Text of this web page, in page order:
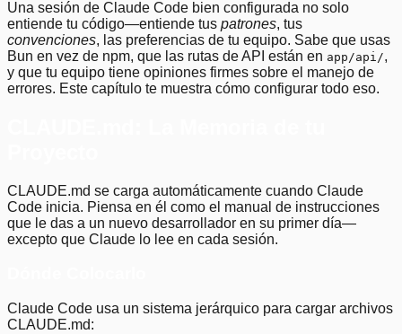
Una sesión de Claude Code bien configurada no solo
entiende tu código—entiende tus patrones, tus
convenciones, las preferencias de tu equipo. Sabe que usas
Bun en vez de npm, que las rutas de API están en app/api/,
y que tu equipo tiene opiniones firmes sobre el manejo de
errores. Este capítulo te muestra cómo configurar todo eso.
CLAUDE.md se carga automáticamente cuando Claude
Code inicia. Piensa en él como el manual de instrucciones
que le das a un nuevo desarrollador en su primer día—
excepto que Claude lo lee en cada sesión.
Claude Code usa un sistema jerárquico para cargar archivos
CLAUDE.md: